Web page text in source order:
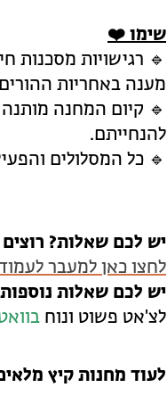
שימו ❤️
🔹 רגישויות מסכנות
מענה באחריות
🔹 קיום המחנה
להנחייתם.
🔹 כל המסלולים
יש לכם שאלות? רוצים
לחצו כאן למעבר
יש לכם שאלות
לצ'אט פשוט ונוח
לעוד מחנות קיץ